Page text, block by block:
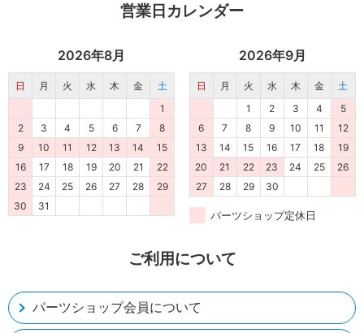
ご利用について
パーツショップ会員について
営業日カレンダー
2026年8月
日 月 火 水 木 金
土
1
2
3 4 5 6 7
8
9
10 11 12 13 14
15
16
17 18 19 20 21
22
23
24 25 26 27 28
29
30
31
2026年9月
日 月 火 水 木 金
土
1
2 3 4
5
6
7 8 9 10 11
12
13
14 15 16 17 18
19
20
21 22 23 24 25
26
27
28 29 30
パーツショップ定休日